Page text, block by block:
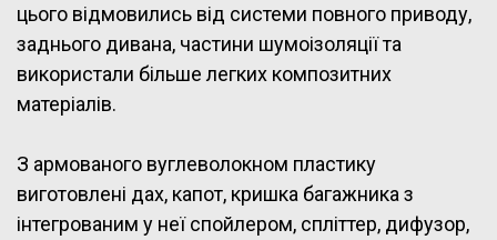
цього відмовились від системи повного приводу,
заднього дивана, частини шумоізоляції та
використали більше легких композитних
матеріалів.
З армованого вуглеволокном пластику
виготовлені дах, капот, кришка багажника з
інтегрованим у неї спойлером, спліттер, дифузор,